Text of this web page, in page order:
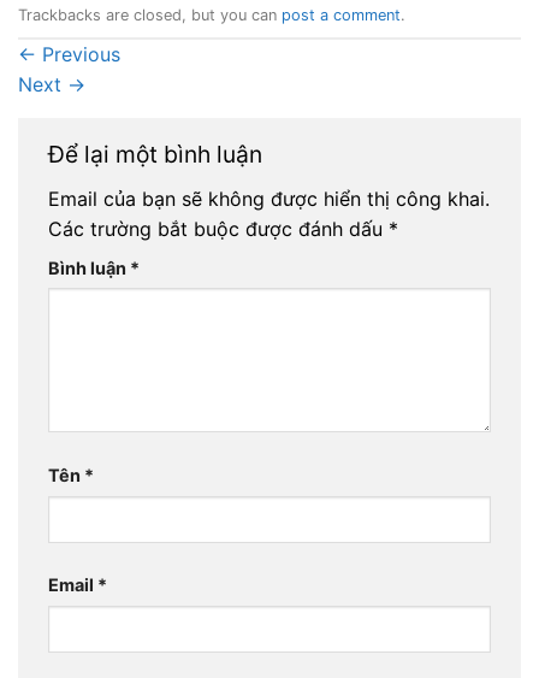
Trackbacks are closed, but you can post a comment.
← Previous
Next →
Để lại một bình luận
Email của bạn sẽ không được hiển thị công khai.
Các trường bắt buộc được đánh dấu *
Bình luận *
Tên *
Email *